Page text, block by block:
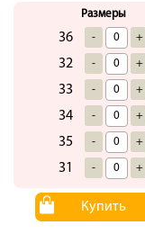
Размеры
36 - +
32 - +
33 - +
34 - +
35 - +
31 - +
Купить